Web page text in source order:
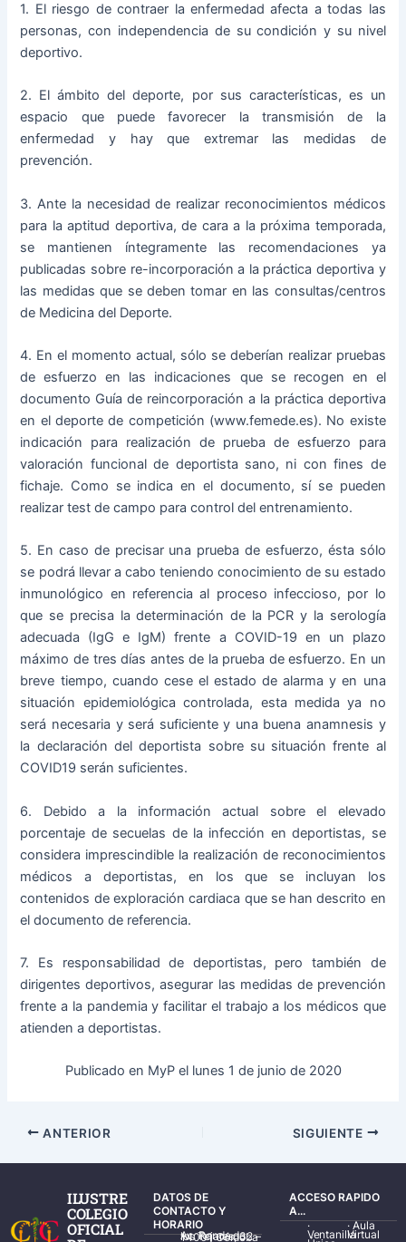
1. El riesgo de contraer la enfermedad afecta a todas las
personas, con independencia de su condición y su nivel
deportivo.
2. El ámbito del deporte, por sus características, es un
espacio que puede favorecer la transmisión de la
enfermedad y hay que extremar las medidas de
prevención.
3. Ante la necesidad de realizar reconocimientos médicos
para la aptitud deportiva, de cara a la próxima temporada,
se mantienen íntegramente las recomendaciones ya
publicadas sobre re-incorporación a la práctica deportiva y
las medidas que se deben tomar en las consultas/centros
de Medicina del Deporte.
4. En el momento actual, sólo se deberían realizar pruebas
de esfuerzo en las indicaciones que se recogen en el
documento Guía de reincorporación a la práctica deportiva
en el deporte de competición (www.femede.es). No existe
indicación para realización de prueba de esfuerzo para
valoración funcional de deportista sano, ni con fines de
fichaje. Como se indica en el documento, sí se pueden
realizar test de campo para control del entrenamiento.
5. En caso de precisar una prueba de esfuerzo, ésta sólo
se podrá llevar a cabo teniendo conocimiento de su estado
inmunológico en referencia al proceso infeccioso, por lo
que se precisa la determinación de la PCR y la serología
adecuada (IgG e IgM) frente a COVID-19 en un plazo
máximo de tres días antes de la prueba de esfuerzo. En un
breve tiempo, cuando cese el estado de alarma y en una
situación epidemiológica controlada, esta medida ya no
será necesaria y será suficiente y una buena anamnesis y
la declaración del deportista sobre su situación frente al
COVID19 serán suficientes.
6. Debido a la información actual sobre el elevado
porcentaje de secuelas de la infección en deportistas, se
considera imprescindible la realización de reconocimientos
médicos a deportistas, en los que se incluyan los
contenidos de exploración cardiaca que se han descrito en
el documento de referencia.
7. Es responsabilidad de deportistas, pero también de
dirigentes deportivos, asegurar las medidas de prevención
frente a la pandemia y facilitar el trabajo a los médicos que
atienden a deportistas.
Publicado en MyP el lunes 1 de junio de 2020
ANTERIOR SIGUIENTE
ILUSTRE
COLEGIO
OFICIAL
DATOS DE
CONTACTO Y
HORARIO
Av. Ronda de los Tejares, 32 – 14001 Córdoba
ACCESO RAPIDO
A...
·
Ventanilla
·Aula
Virtual